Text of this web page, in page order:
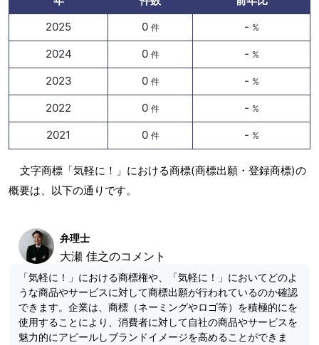
2025
0 件 - %
2024 0 件 - %
2023 0 件 - %
2022 0 件 - %
2021 0 件 - %
文字商標「気軽に！」における商標(商標出願・登録商標)の
概要は、以下の通りです。
弁理士
大瀬 佳之のコメント
「気軽に！」における商標権や、「気軽に！」においてどのよ
うな商品やサービスに対して商標出願が行われているのか確認
できます。企業は、商標（ネーミングやロゴ等）を積極的にを
使用することにより、消費者に対して自社の商品やサービスを
魅力的にアピールしブランドイメージを高めることができま